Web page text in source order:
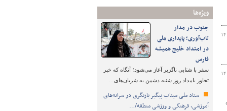
ویژه‌ها
جنوب در مدار
تاب‌آوری؛ پایداری ملی
در امتداد خلیج همیشه
فارس
سفر با شتابی ناگزیر آغاز می‌شود؛ آنگاه که خبر
تجاوز بامداد روز شنبه دشمن به شریان‌های…
ستاد ملی میناب پیگیر بازنگری در سرانه‌های
آموزشی، فرهنگی و ورزشی منطقه/…